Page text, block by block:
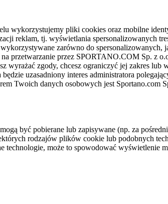
wykorzystujemy pliki cookies oraz mobilne
reklam, tj. wyświetlania spersonalizowanych
zarówno do
przetwarzanie przez SPORTANO.COM Sp. z
wyrażać zgody, chcesz ograniczyć jej zakres
uzasadniony interes administratora
Twoich danych osobowych jest Sportano.com
być pobierane lub zapisywane (np. za
rodzajów plików cookie lub podobnych
może to spowodować wyświetlenie